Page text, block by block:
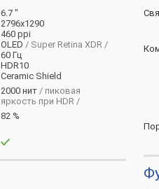
6.7 "
2796х1290
460 ppi
OLED / Super Retina XDR /
60 Гц
HDR10
Ceramic Shield
2000 нит / пиковая
яркость при HDR /
82 %